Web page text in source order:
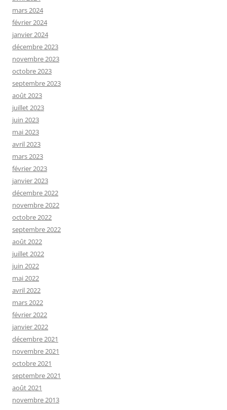
mars 2024
février 2024
janvier 2024
décembre 2023
novembre 2023
octobre 2023
septembre 2023
août 2023
juillet 2023
juin 2023
mai 2023
avril 2023
mars 2023
février 2023
janvier 2023
décembre 2022
novembre 2022
octobre 2022
septembre 2022
août 2022
juillet 2022
juin 2022
mai 2022
avril 2022
mars 2022
février 2022
janvier 2022
décembre 2021
novembre 2021
octobre 2021
septembre 2021
août 2021
novembre 2013